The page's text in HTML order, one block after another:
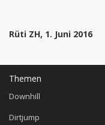
Rüti ZH, 1. Juni 2016
Themen
Downhill
Dirtjump